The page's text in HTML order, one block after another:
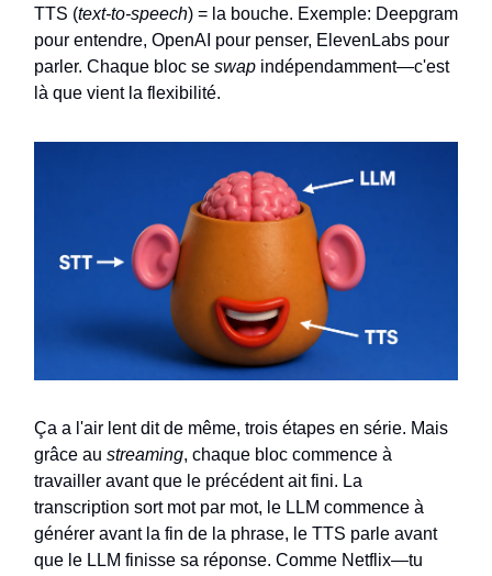
TTS (text-to-speech) = la bouche. Exemple: Deepgram
pour entendre, OpenAI pour penser, ElevenLabs pour
parler. Chaque bloc se swap indépendamment—c'est
là que vient la flexibilité.
Ça a l'air lent dit de même, trois étapes en série. Mais
grâce au streaming, chaque bloc commence à
travailler avant que le précédent ait fini. La
transcription sort mot par mot, le LLM commence à
générer avant la fin de la phrase, le TTS parle avant
que le LLM finisse sa réponse. Comme Netflix—tu